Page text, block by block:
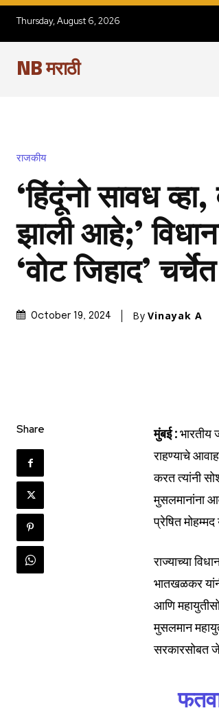
Join
of the
Thursday, August 6, 2026
NB मराठी
राजकीय
‘हिंदूंनो सावध
झाली आहे;’
‘वोट जिहाद’ चर्चेत
October 19, 2024 By Vinayak A
Share मुंबई :
राहण्याचे
करत त्यांनी
मुसलमानांना
प्रेषित
राज्याच्या
भातखळकर
आणि
मुसलमान
सरकारसोबत